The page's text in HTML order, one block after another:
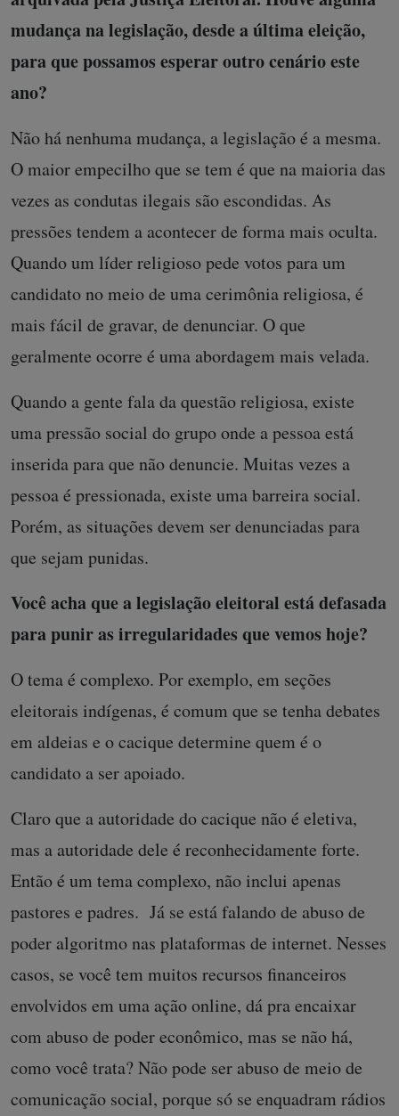
mudança na legislação, desde a última eleição,
para que possamos esperar outro cenário este
ano?
Não há nenhuma mudança, a legislação é a mesma.
O maior empecilho que se tem é que na maioria das
vezes as condutas ilegais são escondidas. As
pressões tendem a acontecer de forma mais oculta.
Quando um líder religioso pede votos para um
candidato no meio de uma cerimônia religiosa, é
mais fácil de gravar, de denunciar. O que
geralmente ocorre é uma abordagem mais velada.
Quando a gente fala da questão religiosa, existe
uma pressão social do grupo onde a pessoa está
inserida para que não denuncie. Muitas vezes a
pessoa é pressionada, existe uma barreira social.
Porém, as situações devem ser denunciadas para
que sejam punidas.
Você acha que a legislação eleitoral está defasada
para punir as irregularidades que vemos hoje?
O tema é complexo. Por exemplo, em seções
eleitorais indígenas, é comum que se tenha debates
em aldeias e o cacique determine quem é o
candidato a ser apoiado.
Claro que a autoridade do cacique não é eletiva,
mas a autoridade dele é reconhecidamente forte.
Então é um tema complexo, não inclui apenas
pastores e padres. Já se está falando de abuso de
poder algoritmo nas plataformas de internet. Nesses
casos, se você tem muitos recursos financeiros
envolvidos em uma ação online, dá pra encaixar
com abuso de poder econômico, mas se não há,
como você trata? Não pode ser abuso de meio de
comunicação social, porque só se enquadram rádios